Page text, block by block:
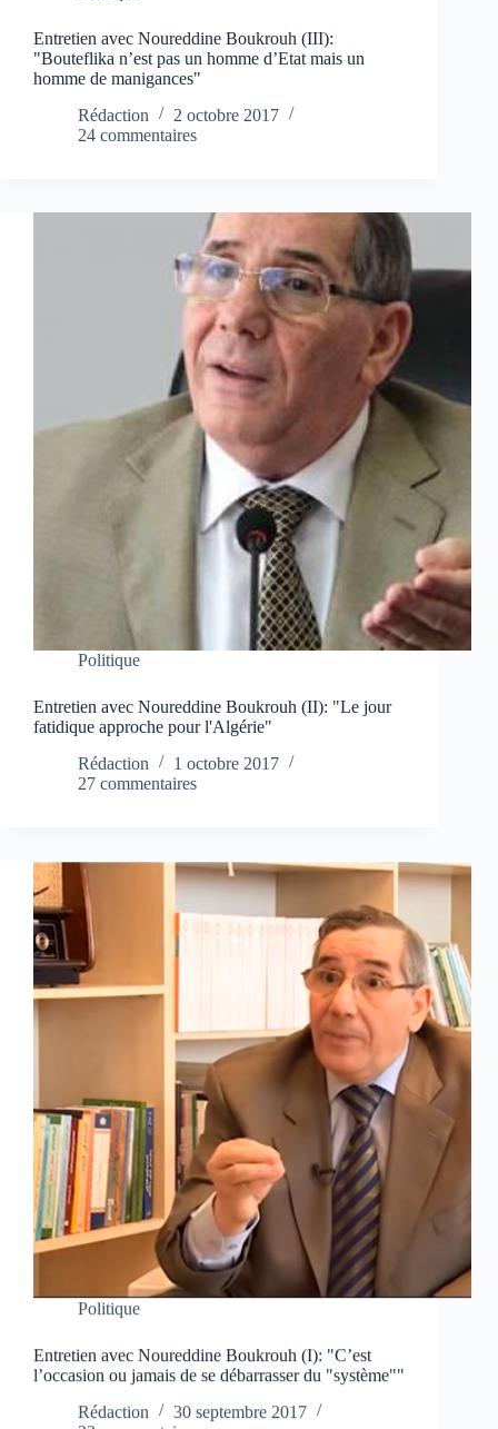
Entretien avec Noureddine Boukrouh (III):
"Bouteflika n’est pas un homme d’Etat mais un
homme de manigances"
Rédaction
2 octobre 2017
24 commentaires
Politique
Entretien avec Noureddine Boukrouh (II): "Le jour
fatidique approche pour l'Algérie"
Rédaction
1 octobre 2017
27 commentaires
Politique
Entretien avec Noureddine Boukrouh (I): "C’est
l’occasion ou jamais de se débarrasser du "système""
Rédaction
30 septembre 2017